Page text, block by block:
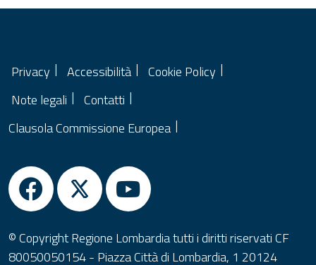
Privacy Accessibilità
Cookie Policy
Note legali
Contatti
Clausola Commissione Europea
© Copyright Regione Lombardia tutti i diritti riservati CF
80050050154 - Piazza Città di Lombardia, 1 20124